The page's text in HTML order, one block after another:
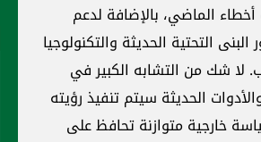
الماضي، بالإضافة لدعم
التحتية الحديثة والتكنولوجيا
شك من التشابه الكبير في
الحديثة سيتم تنفيذ رؤيته
خارجية متوازنة تحافظ على